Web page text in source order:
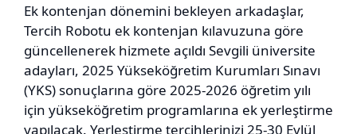
Ek kontenjan dönemini bekleyen arkadaşlar,
Tercih Robotu ek kontenjan kılavuzuna göre
güncellenerek hizmete açıldı Sevgili üniversite
adayları, 2025 Yükseköğretim Kurumları Sınavı
(YKS) sonuçlarına göre 2025-2026 öğretim yılı
için yükseköğretim programlarına ek yerleştirme
yapılacak. Yerleştirme tercihlerinizi 25-30 Eylül